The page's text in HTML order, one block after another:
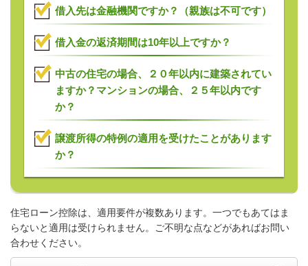
借入先は金融機関ですか？（親族は不可です）
借入金の返済期間は10年以上ですか？
中古の住宅の場合、２０年以内に建築されてい
ますか？マンションの場合、２５年以内です
か？
譲渡所得の特例の適用を受けたことがあります
か？
住宅ローン控除は、適用要件が複数あります。一つでもあてはま
らないと適用は受けられません。ご不明な点などがあればお問い
合わせください。